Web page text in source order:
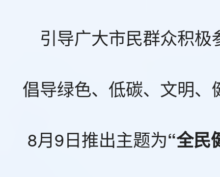
引导广大市民群众积极
倡导绿色、低碳、文明、
8月9日推出主题为“全民